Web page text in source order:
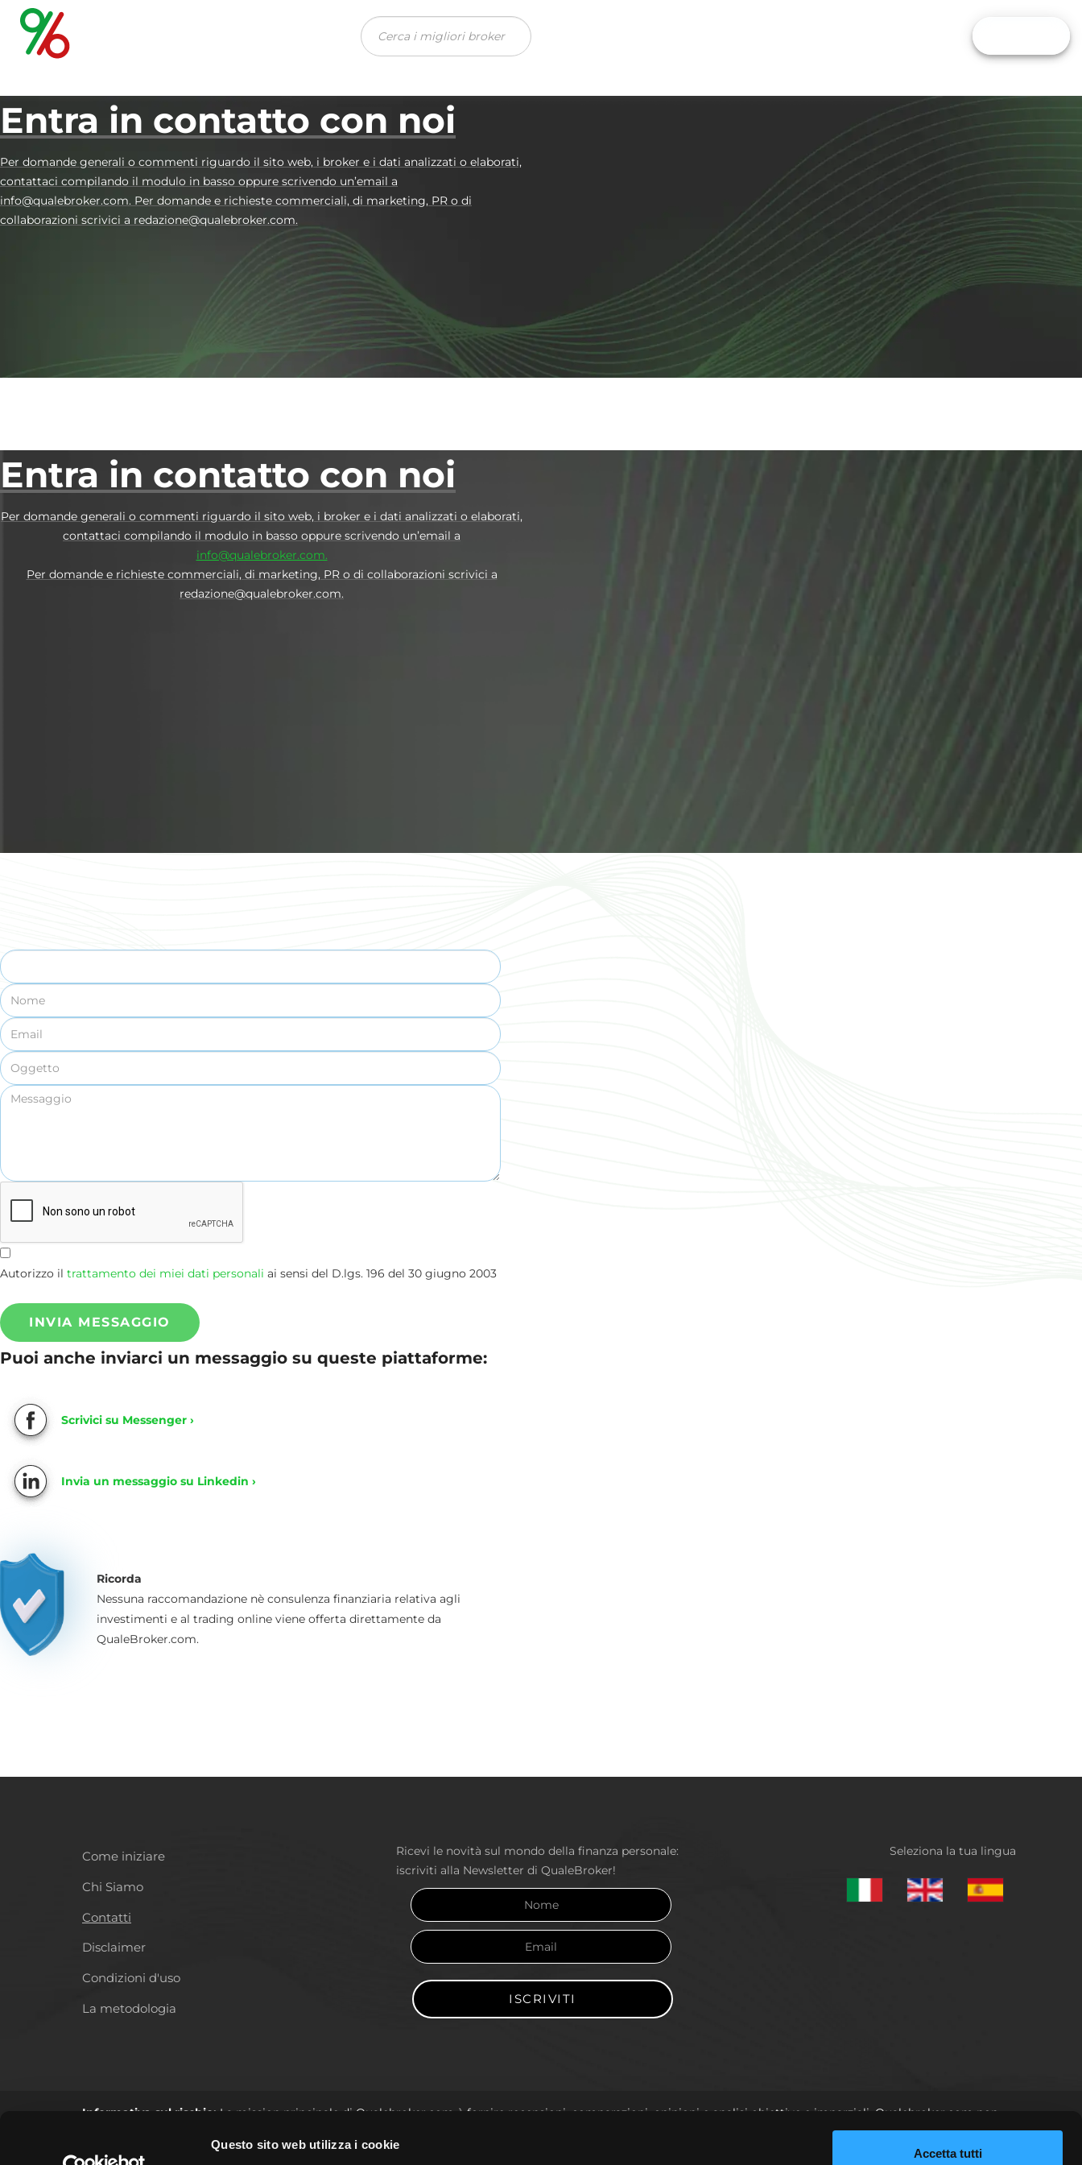
Questo sito web utilizza i cookie
Accetta tutti
Entra in contatto con noi
Per domande generali o commenti riguardo il sito web, i broker e i dati analizzati o elaborati,
contattaci compilando il modulo in basso oppure scrivendo un’email a
info@qualebroker.com. Per domande e richieste commerciali, di marketing, PR o di
collaborazioni scrivici a redazione@qualebroker.com.
Entra in contatto con noi
Per domande generali o commenti riguardo il sito web, i broker e i dati analizzati o elaborati,
contattaci compilando il modulo in basso oppure scrivendo un’email a
info@qualebroker.com.
Per domande e richieste commerciali, di marketing, PR o di collaborazioni scrivici a
redazione@qualebroker.com.
Autorizzo il trattamento dei miei dati personali ai sensi del D.lgs. 196 del 30 giugno 2003
INVIA MESSAGGIO
Puoi anche inviarci un messaggio su queste piattaforme:
Scrivici su Messenger ›
Invia un messaggio su Linkedin ›
Ricorda
Nessuna raccomandazione nè consulenza finanziaria relativa agli
investimenti e al trading online viene offerta direttamente da
QualeBroker.com.
Come iniziare
Chi Siamo
Contatti
Disclaimer
Condizioni d'uso
La metodologia
Ricevi le novità sul mondo della finanza personale:
iscriviti alla Newsletter di QualeBroker!
Seleziona la tua lingua
Informativa sul rischio: La mission principale di Qualebroker.com è fornire recensioni, comparazioni, opinioni e analisi obiettive e imparziali. Qualebroker.com non
fornisce nessun tipo di consulenza né di sollecitazione agli investimenti. La compravendita di strumenti finanziari rappresenta un elevato livello di rischio in cui si
può potenzialmente perdere tutto il capitale investito. Solo coloro i quali sono consapevoli di tale rischio dovrebbero negoziare nei mercati finanziari. Operando in